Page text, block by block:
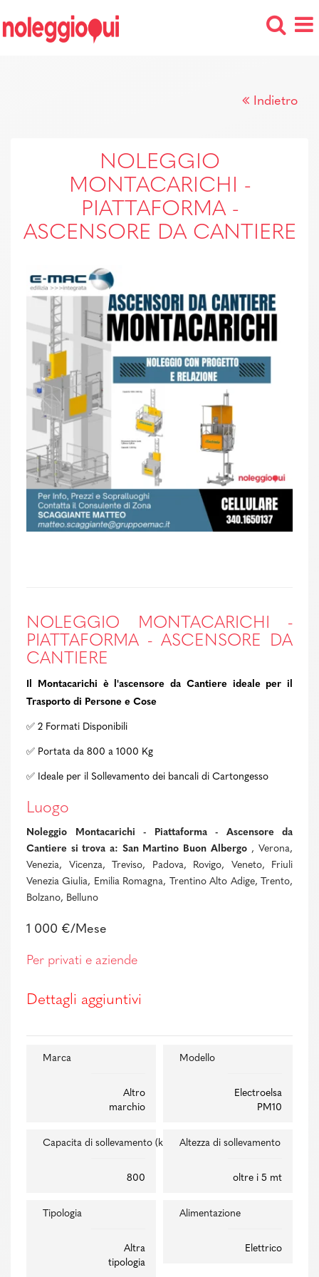
Indietro
NOLEGGIO
MONTACARICHI -
PIATTAFORMA -
ASCENSORE DA CANTIERE
NOLEGGIO MONTACARICHI -
PIATTAFORMA - ASCENSORE DA
CANTIERE
Il Montacarichi è l'ascensore da Cantiere ideale per il
Trasporto di Persone e Cose
✅ 2 Formati Disponibili
✅ Portata da 800 a 1000 Kg
✅ Ideale per il Sollevamento dei bancali di Cartongesso
Luogo
Noleggio Montacarichi - Piattaforma - Ascensore da
Cantiere si trova a: San Martino Buon Albergo , Verona,
Venezia, Vicenza, Treviso, Padova, Rovigo, Veneto, Friuli
Venezia Giulia, Emilia Romagna, Trentino Alto Adige, Trento,
Bolzano, Belluno
1 000 €/Mese
Per privati e aziende
Dettagli aggiuntivi
Marca
Altro
marchio
Modello
Electroelsa
PM10
Capacita di sollevamento (kg)
800
Altezza di sollevamento
oltre i 5 mt
Tipologia
Altra
tipologia
Alimentazione
Elettrico